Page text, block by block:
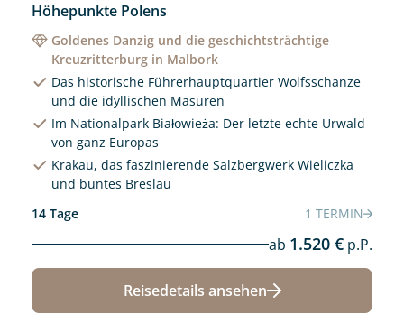
Höhepunkte Polens
Goldenes Danzig und die geschichtsträchtige
Kreuzritterburg in Malbork
Das historische Führerhauptquartier Wolfsschanze
und die idyllischen Masuren
Im Nationalpark Białowieża: Der letzte echte Urwald
von ganz Europas
Krakau, das faszinierende Salzbergwerk Wieliczka
und buntes Breslau
14 Tage
1 TERMIN
ab 1.520 € p.P.
Reisedetails ansehen